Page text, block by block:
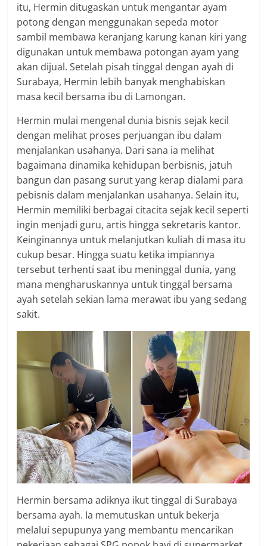
itu, Hermin ditugaskan untuk mengantar ayam
potong dengan menggunakan sepeda motor
sambil membawa keranjang karung kanan kiri yang
digunakan untuk membawa potongan ayam yang
akan dijual. Setelah pisah tinggal dengan ayah di
Surabaya, Hermin lebih banyak menghabiskan
masa kecil bersama ibu di Lamongan.
Hermin mulai mengenal dunia bisnis sejak kecil
dengan melihat proses perjuangan ibu dalam
menjalankan usahanya. Dari sana ia melihat
bagaimana dinamika kehidupan berbisnis, jatuh
bangun dan pasang surut yang kerap dialami para
pebisnis dalam menjalankan usahanya. Selain itu,
Hermin memiliki berbagai citacita sejak kecil seperti
ingin menjadi guru, artis hingga sekretaris kantor.
Keinginannya untuk melanjutkan kuliah di masa itu
cukup besar. Hingga suatu ketika impiannya
tersebut terhenti saat ibu meninggal dunia, yang
mana mengharuskannya untuk tinggal bersama
ayah setelah sekian lama merawat ibu yang sedang
sakit.
Hermin bersama adiknya ikut tinggal di Surabaya
bersama ayah. Ia memutuskan untuk bekerja
melalui sepupunya yang membantu mencarikan